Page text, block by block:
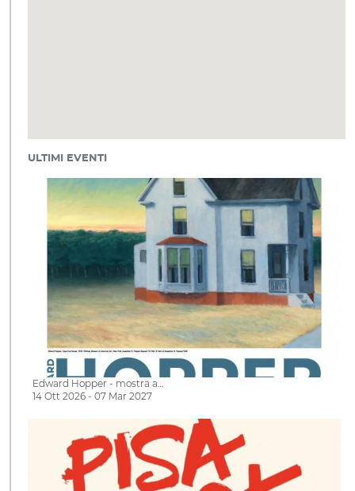
ULTIMI EVENTI
Edward Hopper - mostra a…
14 Ott 2026 - 07 Mar 2027